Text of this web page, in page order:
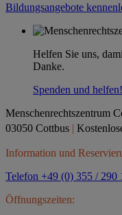
Bildungsangebote
Helfen Sie uns,
Danke.
Spenden und helfen!
Menschenrechtszentrum
03050 Cottbus |
Information und
Telefon +49 (0) 355 / 290
Öffnungszeiten: